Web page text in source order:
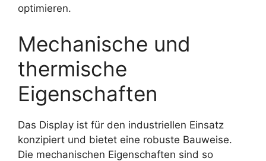
optimieren.
Mechanische und
thermische
Eigenschaften
Das Display ist für den industriellen Einsatz
konzipiert und bietet eine robuste Bauweise.
Die mechanischen Eigenschaften sind so